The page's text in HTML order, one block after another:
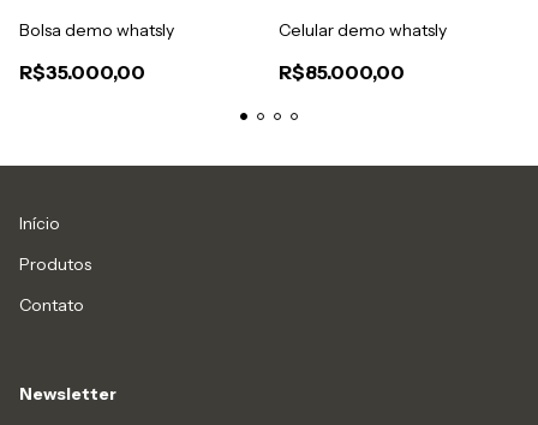
Bolsa demo whatsly
R$35.000,00
Celular demo whatsly
R$85.000,00
Início
Produtos
Contato
Newsletter